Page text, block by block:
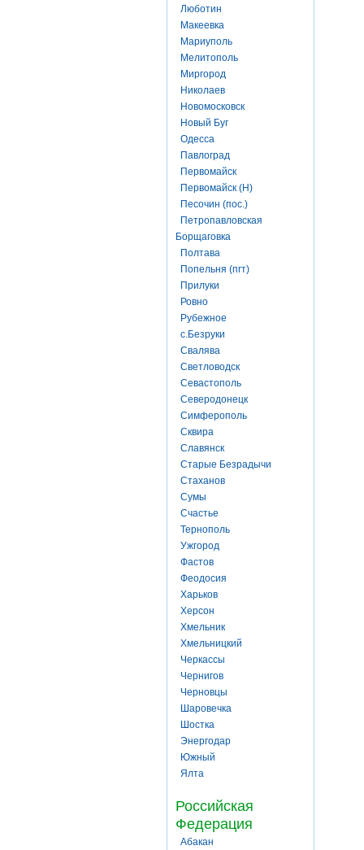
Люботин
Макеевка
Мариуполь
Мелитополь
Миргород
Николаев
Новомосковск
Новый Буг
Одесса
Павлоград
Первомайск
Первомайск (Н)
Песочин (пос.)
Петропавловская
Борщаговка
Полтава
Попельня (пгт)
Прилуки
Ровно
Рубежное
с.Безруки
Свалява
Светловодск
Севастополь
Северодонецк
Симферополь
Сквира
Славянск
Старые Безрадычи
Стаханов
Сумы
Счастье
Тернополь
Ужгород
Фастов
Феодосия
Харьков
Херсон
Хмельник
Хмельницкий
Черкассы
Чернигов
Черновцы
Шаровечка
Шостка
Энергодар
Южный
Ялта
Российская
Федерация
Абакан